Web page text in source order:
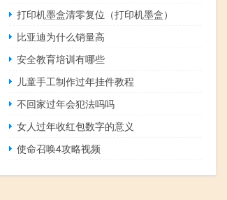
打印机墨盒清零复位（打印机墨盒）
比亚迪为什么销量高
安全教育培训有哪些
儿童手工制作过年挂件教程
不回家过年会犯法吗吗
女人过年收红包数字的意义
使命召唤4攻略视频